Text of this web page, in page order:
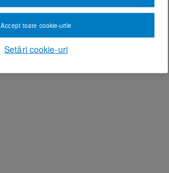
Setări cookie-uri
Accept toate cookie-urile